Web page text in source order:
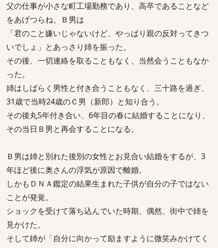
父の仕事が小さな町工場勤務であり、高卒であることなど
をあげつらね、Ｂ男は
「君のこと嫌いじゃないけど、やっぱり親の反対ってきつ
いでしょ」とあっさり姉を振った。
その後、一切連絡を取ることもなく、当然会うこともなか
った。
姉はしばらく男性と付き合うこともなく、三十路を過ぎ、
31歳で当時24歳のＣ男（新郎）と知り合う。
その後丸5年付き合い、6年目の春に結婚することになり、
その当日Ｂ男と再会することになる。
Ｂ男は姉と別れた後別の女性とお見合い結婚をするが、3
年ほど後に奥さんの浮気が原因で離婚。
しかもＤＮＡ鑑定の結果生まれた子供が自分の子ではない
ことが発覚。
ショックを受けて落ち込んでいた時期、偶然、街中で姉を
見かけた。
そして姉が「自分に向かって励ますように微笑みかけてく